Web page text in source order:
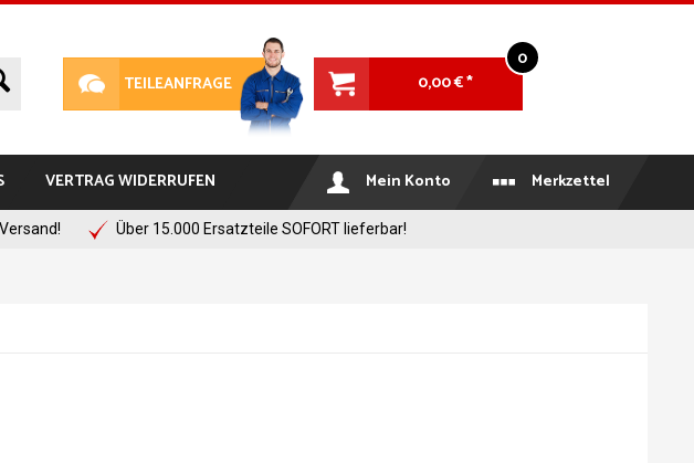
TEILEANFRAGE
0
0,00 € *
VERTRAG WIDERRUFEN Mein Konto Merkzettel
Über 15.000 Ersatzteile SOFORT lieferbar!